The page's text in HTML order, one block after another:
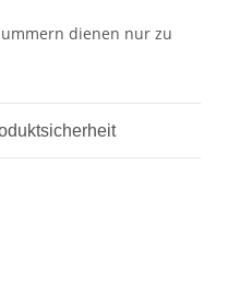
dienen nur zu